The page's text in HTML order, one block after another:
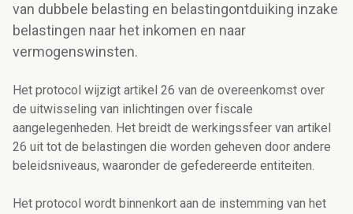
van dubbele belasting en belastingontduiking inzake
belastingen naar het inkomen en naar
vermogenswinsten.
Het protocol wijzigt artikel 26 van de overeenkomst over
de uitwisseling van inlichtingen over fiscale
aangelegenheden. Het breidt de werkingssfeer van artikel
26 uit tot de belastingen die worden geheven door andere
beleidsniveaus, waaronder de gefedereerde entiteiten.
Het protocol wordt binnenkort aan de instemming van het